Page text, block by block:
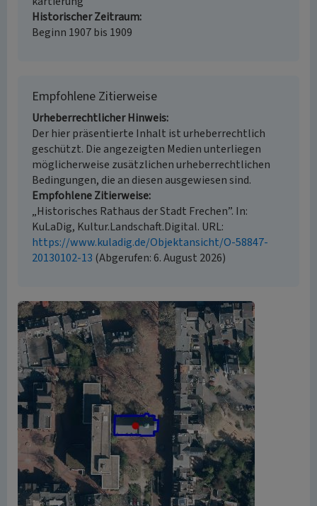
Historischer Zeitraum
Beginn 1907 bis 1909
Empfohlene Zitierweise
Urheberrechtlicher Hinweis
Der hier präsentierte Inhalt ist urheberrechtlich
geschützt. Die angezeigten Medien unterliegen
möglicherweise zusätzlichen urheberrechtlichen
Bedingungen, die an diesen ausgewiesen sind.
Empfohlene Zitierweise
„Historisches Rathaus der Stadt Frechen”. In:
KuLaDig, Kultur.Landschaft.Digital. URL:
https://www.kuladig.de/Objektansicht/O-58847-
20130102-13 (Abgerufen: 6. August 2026)